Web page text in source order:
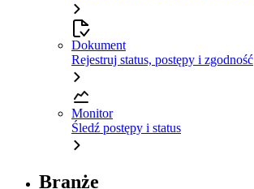
Dokument
Rejestruj status, postępy i zgodność
Monitor
Śledź postępy i status
Branże